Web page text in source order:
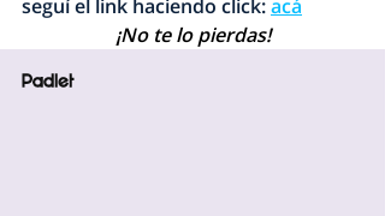
seguí el link haciendo click: acá
¡No te lo pierdas!